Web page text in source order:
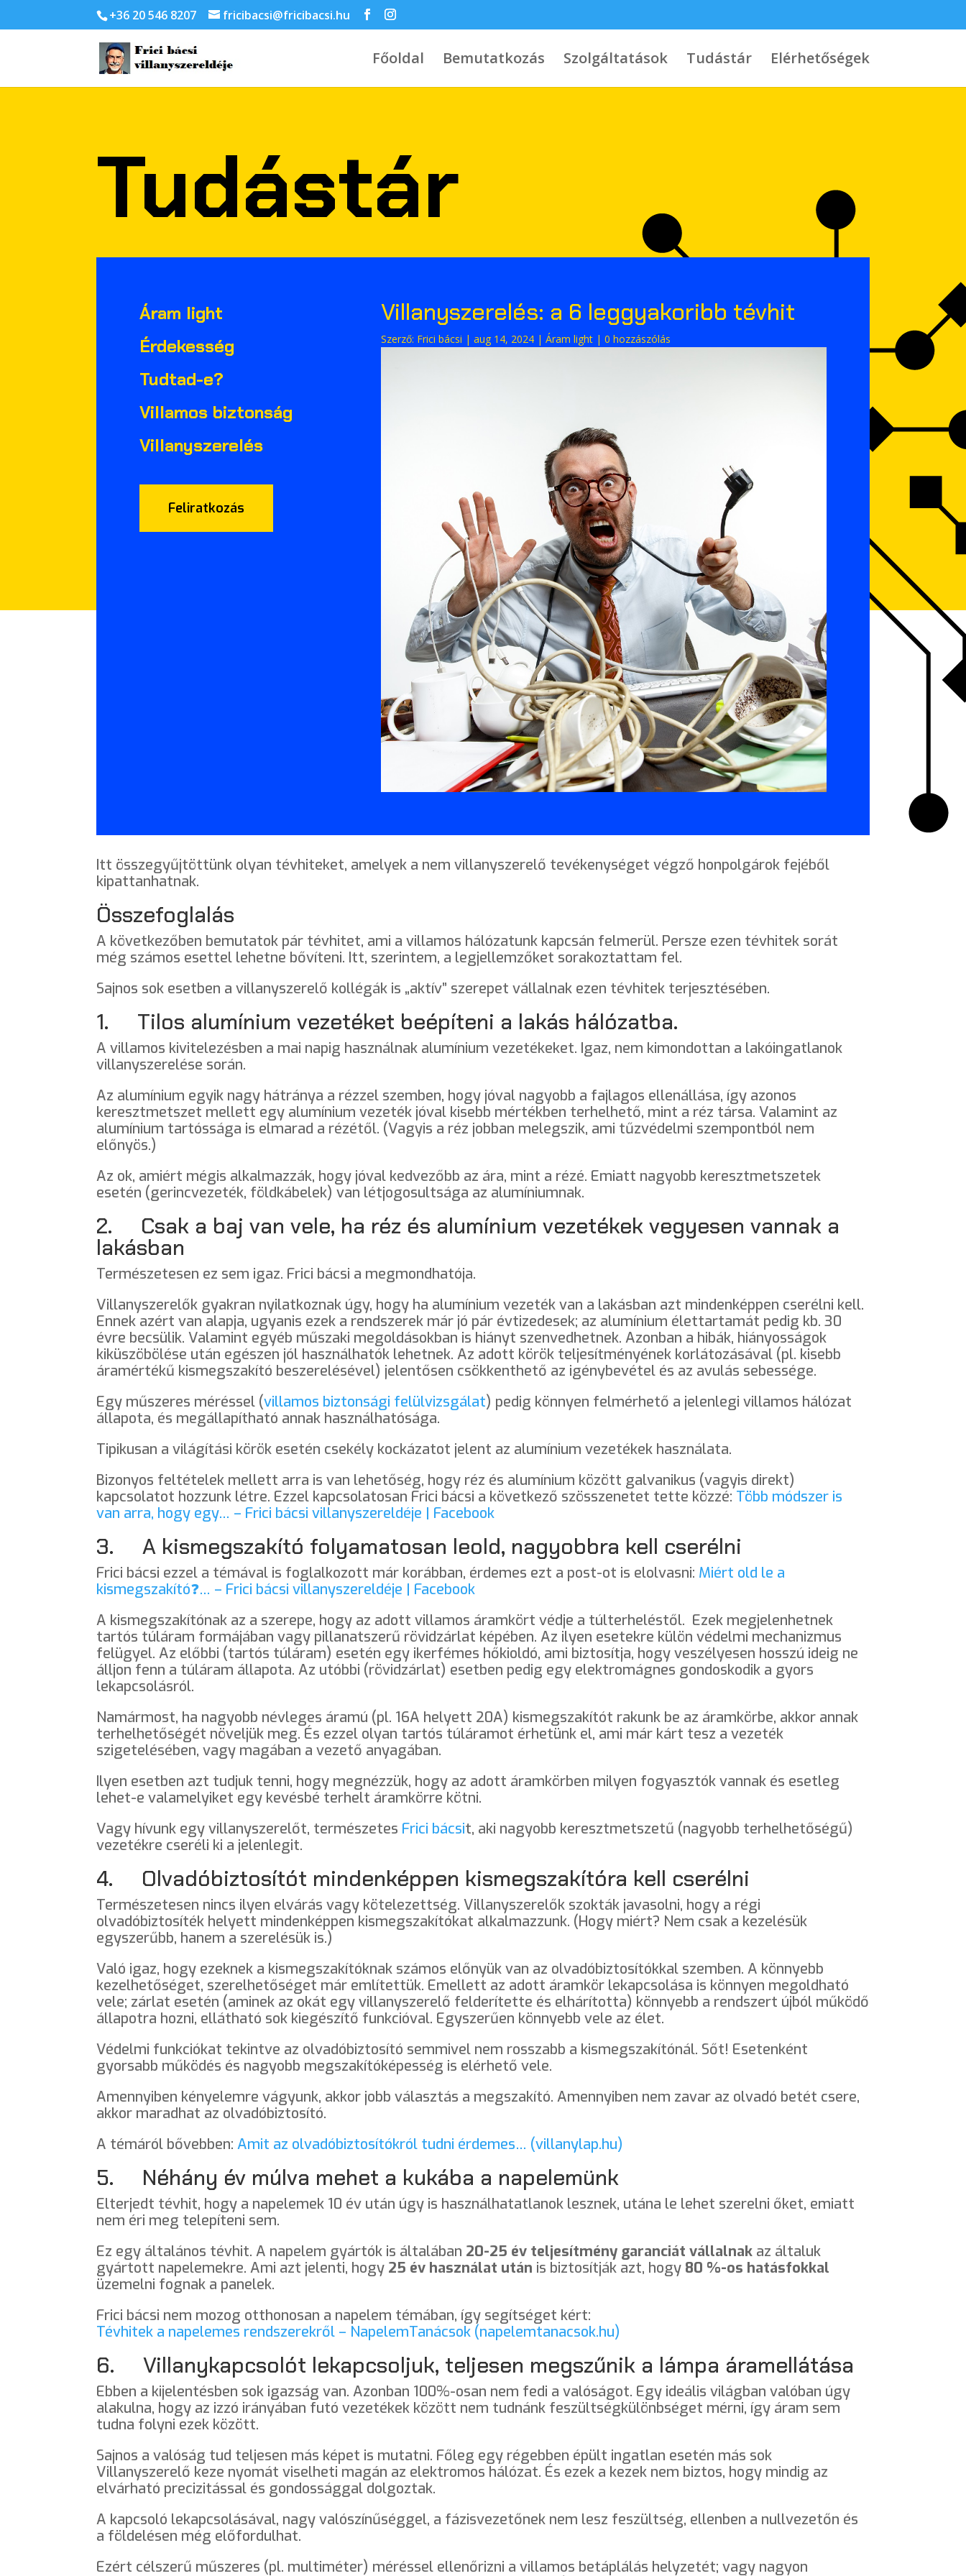
+36 20 546 8207 fricibacsi@fricibacsi.hu
Főoldal Bemutatkozás Szolgáltatások Tudástár Elérhetőségek
Tudástár
Áram light
Érdekesség
Tudtad-e?
Villamos biztonság
Villanyszerelés
Feliratkozás
Villanyszerelés: a 6 leggyakoribb tévhit
Szerző: Frici bácsi |aug 14, 2024 |Áram light |0 hozzászólás
Itt összegyűjtöttünk olyan tévhiteket, amelyek a nem villanyszerelő tevékenységet végző honpolgárok fejéből
kipattanhatnak.
Összefoglalás
A következőben bemutatok pár tévhitet, ami a villamos hálózatunk kapcsán felmerül. Persze ezen tévhitek sorát
még számos esettel lehetne bővíteni. Itt, szerintem, a legjellemzőket sorakoztattam fel.
Sajnos sok esetben a villanyszerelő kollégák is „aktív” szerepet vállalnak ezen tévhitek terjesztésében.
1. Tilos alumínium vezetéket beépíteni a lakás hálózatba.
A villamos kivitelezésben a mai napig használnak alumínium vezetékeket. Igaz, nem kimondottan a lakóingatlanok
villanyszerelése során.
Az alumínium egyik nagy hátránya a rézzel szemben, hogy jóval nagyobb a fajlagos ellenállása, így azonos
keresztmetszet mellett egy alumínium vezeték jóval kisebb mértékben terhelhető, mint a réz társa. Valamint az
alumínium tartóssága is elmarad a rézétől. (Vagyis a réz jobban melegszik, ami tűzvédelmi szempontból nem
előnyös.)
Az ok, amiért mégis alkalmazzák, hogy jóval kedvezőbb az ára, mint a rézé. Emiatt nagyobb keresztmetszetek
esetén (gerincvezeték, földkábelek) van létjogosultsága az alumíniumnak.
2. Csak a baj van vele, ha réz és alumínium vezetékek vegyesen vannak a
lakásban
Természetesen ez sem igaz. Frici bácsi a megmondhatója.
Villanyszerelők gyakran nyilatkoznak úgy, hogy ha alumínium vezeték van a lakásban azt mindenképpen cserélni kell.
Ennek azért van alapja, ugyanis ezek a rendszerek már jó pár évtizedesek; az alumínium élettartamát pedig kb. 30
évre becsülik. Valamint egyéb műszaki megoldásokban is hiányt szenvedhetnek. Azonban a hibák, hiányosságok
kiküszöbölése után egészen jól használhatók lehetnek. Az adott körök teljesítményének korlátozásával (pl. kisebb
áramértékű kismegszakító beszerelésével) jelentősen csökkenthető az igénybevétel és az avulás sebessége.
Egy műszeres méréssel (villamos biztonsági felülvizsgálat) pedig könnyen felmérhető a jelenlegi villamos hálózat
állapota, és megállapítható annak használhatósága.
Tipikusan a világítási körök esetén csekély kockázatot jelent az alumínium vezetékek használata.
Bizonyos feltételek mellett arra is van lehetőség, hogy réz és alumínium között galvanikus (vagyis direkt)
kapcsolatot hozzunk létre. Ezzel kapcsolatosan Frici bácsi a következő szösszenetet tette közzé: Több módszer is
van arra, hogy egy… – Frici bácsi villanyszereldéje | Facebook
3. A kismegszakító folyamatosan leold, nagyobbra kell cserélni
Frici bácsi ezzel a témával is foglalkozott már korábban, érdemes ezt a post-ot is elolvasni: Miért old le a
kismegszakító❓… – Frici bácsi villanyszereldéje | Facebook
A kismegszakítónak az a szerepe, hogy az adott villamos áramkört védje a túlterheléstől. Ezek megjelenhetnek
tartós túláram formájában vagy pillanatszerű rövidzárlat képében. Az ilyen esetekre külön védelmi mechanizmus
felügyel. Az előbbi (tartós túláram) esetén egy ikerfémes hőkioldó, ami biztosítja, hogy veszélyesen hosszú ideig ne
álljon fenn a túláram állapota. Az utóbbi (rövidzárlat) esetben pedig egy elektromágnes gondoskodik a gyors
lekapcsolásról.
Namármost, ha nagyobb névleges áramú (pl. 16A helyett 20A) kismegszakítót rakunk be az áramkörbe, akkor annak
terhelhetőségét növeljük meg. És ezzel olyan tartós túláramot érhetünk el, ami már kárt tesz a vezeték
szigetelésében, vagy magában a vezető anyagában.
Ilyen esetben azt tudjuk tenni, hogy megnézzük, hogy az adott áramkörben milyen fogyasztók vannak és esetleg
lehet-e valamelyiket egy kevésbé terhelt áramkörre kötni.
Vagy hívunk egy villanyszerelőt, természetes Frici bácsit, aki nagyobb keresztmetszetű (nagyobb terhelhetőségű)
vezetékre cseréli ki a jelenlegit.
4. Olvadóbiztosítót mindenképpen kismegszakítóra kell cserélni
Természetesen nincs ilyen elvárás vagy kötelezettség. Villanyszerelők szokták javasolni, hogy a régi
olvadóbiztosíték helyett mindenképpen kismegszakítókat alkalmazzunk. (Hogy miért? Nem csak a kezelésük
egyszerűbb, hanem a szerelésük is.)
Való igaz, hogy ezeknek a kismegszakítóknak számos előnyük van az olvadóbiztosítókkal szemben. A könnyebb
kezelhetőséget, szerelhetőséget már említettük. Emellett az adott áramkör lekapcsolása is könnyen megoldható
vele; zárlat esetén (aminek az okát egy villanyszerelő felderítette és elhárította) könnyebb a rendszert újból működő
állapotra hozni, ellátható sok kiegészítő funkcióval. Egyszerűen könnyebb vele az élet.
Védelmi funkciókat tekintve az olvadóbiztosító semmivel nem rosszabb a kismegszakítónál. Sőt! Esetenként
gyorsabb működés és nagyobb megszakítóképesség is elérhető vele.
Amennyiben kényelemre vágyunk, akkor jobb választás a megszakító. Amennyiben nem zavar az olvadó betét csere,
akkor maradhat az olvadóbiztosító.
A témáról bővebben:Amit az olvadóbiztosítókról tudni érdemes… (villanylap.hu)
5. Néhány év múlva mehet a kukába a napelemünk
Elterjedt tévhit, hogy a napelemek 10 év után úgy is használhatatlanok lesznek, utána le lehet szerelni őket, emiatt
nem éri meg telepíteni sem.
Ez egy általános tévhit. A napelem gyártók is általában 20-25 év teljesítmény garanciát vállalnak az általuk
gyártott napelemekre. Ami azt jelenti, hogy 25 év használat után is biztosítják azt, hogy 80 %-os hatásfokkal
üzemelni fognak a panelek.
Frici bácsi nem mozog otthonosan a napelem témában, így segítséget kért:
Tévhitek a napelemes rendszerekről – NapelemTanácsok (napelemtanacsok.hu)
6. Villanykapcsolót lekapcsoljuk, teljesen megszűnik a lámpa áramellátása
Ebben a kijelentésben sok igazság van. Azonban 100%-osan nem fedi a valóságot. Egy ideális világban valóban úgy
alakulna, hogy az izzó irányában futó vezetékek között nem tudnánk feszültségkülönbséget mérni, így áram sem
tudna folyni ezek között.
Sajnos a valóság tud teljesen más képet is mutatni. Főleg egy régebben épült ingatlan esetén más sok
Villanyszerelő keze nyomát viselheti magán az elektromos hálózat. És ezek a kezek nem biztos, hogy mindig az
elvárható precizitással és gondossággal dolgoztak.
A kapcsoló lekapcsolásával, nagy valószínűséggel, a fázisvezetőnek nem lesz feszültség, ellenben a nullvezetőn és
a földelésen még előfordulhat.
Ezért célszerű műszeres (pl. multiméter) méréssel ellenőrizni a villamos betáplálás helyzetét; vagy nagyon